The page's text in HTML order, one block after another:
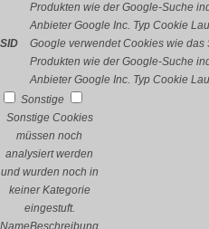
Produkten wie der Google-Suche
Anbieter Google Inc. Typ Cookie
SID
Google verwendet Cookies wie
Produkten wie der Google-Suche
Anbieter Google Inc. Typ Cookie
Sonstige
Sonstige Cookies
müssen noch
analysiert werden
und wurden noch in
keiner Kategorie
eingestuft.
NameBeschreibung